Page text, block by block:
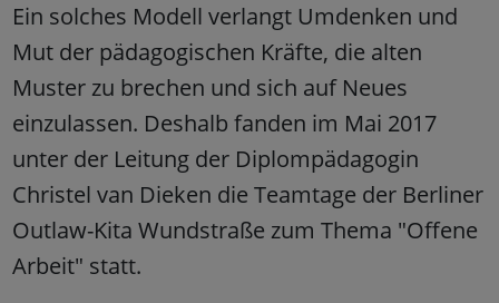
Ein solches Modell verlangt Umdenken und
Mut der pädagogischen Kräfte, die alten
Muster zu brechen und sich auf Neues
einzulassen. Deshalb fanden im Mai 2017
unter der Leitung der Diplompädagogin
Christel van Dieken die Teamtage der Berliner
Outlaw-Kita Wundstraße zum Thema "Offene
Arbeit" statt.